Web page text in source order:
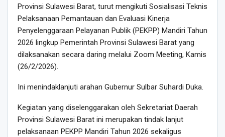
Provinsi Sulawesi Barat, turut mengikuti Sosialisasi Teknis
Pelaksanaan Pemantauan dan Evaluasi Kinerja
Penyelenggaraan Pelayanan Publik (PEKPP) Mandiri Tahun
2026 lingkup Pemerintah Provinsi Sulawesi Barat yang
dilaksanakan secara daring melalui Zoom Meeting, Kamis
(26/2/2026).
Ini menindaklanjuti arahan Gubernur Sulbar Suhardi Duka.
Kegiatan yang diselenggarakan oleh Sekretariat Daerah
Provinsi Sulawesi Barat ini merupakan tindak lanjut
pelaksanaan PEKPP Mandiri Tahun 2026 sekaligus